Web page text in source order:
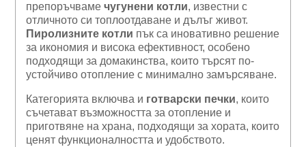
препоръчвамечугунени котли, известни с
отличното си топлоотдаване и дълъг живот.
Пиролизните котли пък са иновативно решение
за икономия и висока ефективност, особено
подходящи за домакинства, които търсят по-
устойчиво отопление с минимално замърсяване.
Категорията включва и готварски печки, които
съчетават възможността за отопление и
приготвяне на храна, подходящи за хората, които
ценят функционалността и удобството.